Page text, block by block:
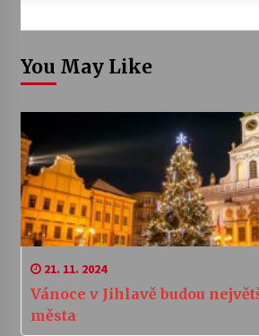
You May Like
21. 11. 2024
Vánoce v Jihlavě budou
města